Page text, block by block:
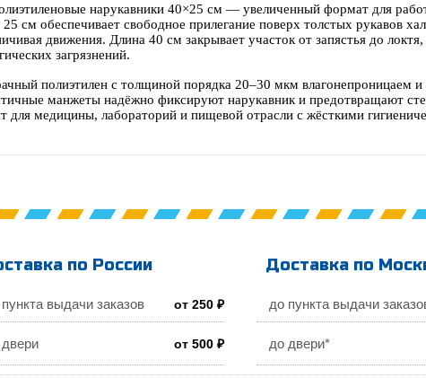
нарукавники 40×25 см — увеличенный формат для
см обеспечивает свободное прилегание поверх толстых рукавов
движения. Длина 40 см закрывает участок от запястья до
загрязнений.
полиэтилен с толщиной порядка 20–30 мкм влагонепроницаем
манжеты надёжно фиксируют нарукавник и предотвращают
для медицины, лабораторий и пищевой отрасли с жёсткими
по России
выдачи заказов от 250 ₽
от 500 ₽
Доставка по
до пункта выдачи
до двери*